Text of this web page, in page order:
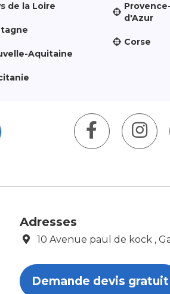
de la Loire
Aquitaine
d'Azur
Corse
Adresses
10 Avenue paul de kock ,
Demande devis gratuit